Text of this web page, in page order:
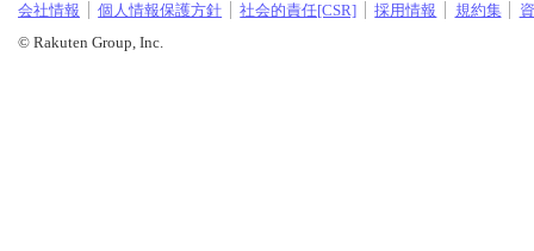
会社情報 個人情報保護方針 社会的責任[CSR] 採用情報 規約集
© Rakuten Group, Inc.